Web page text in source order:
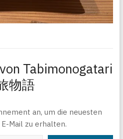
Tabimonogatari
物語
an, um die neuesten
Mail zu erhalten.